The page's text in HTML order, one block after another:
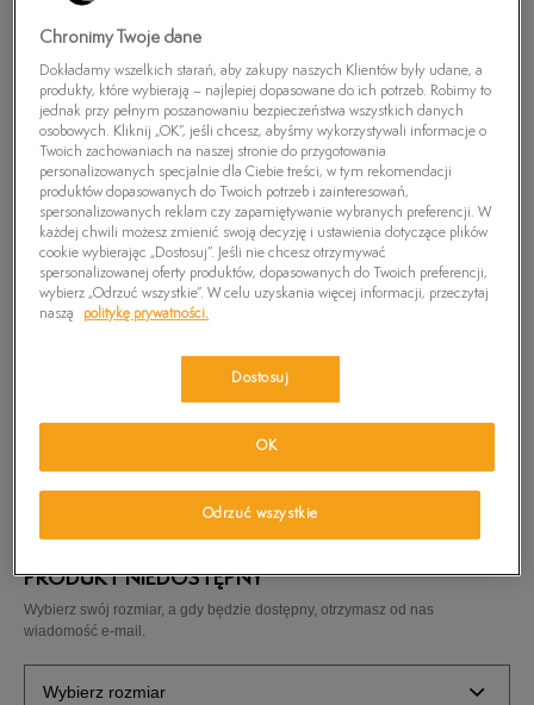
TIMBERLAND KURTKA SKYE PEAK HOODED
JKT
PRODUKT NIEDOSTĘPNY
Wybierz swój rozmiar, a gdy będzie dostępny, otrzymasz od nas
wiadomość e-mail.
Wybierz rozmiar
Chronimy Twoje dane
Dokładamy wszelkich starań, aby zakupy naszych Klientów były udane, a
produkty, które wybierają – najlepiej dopasowane do ich potrzeb. Robimy to
jednak przy pełnym poszanowaniu bezpieczeństwa wszystkich danych
osobowych. Kliknij „OK”, jeśli chcesz, abyśmy wykorzystywali informacje o
Twoich zachowaniach na naszej stronie do przygotowania
personalizowanych specjalnie dla Ciebie treści, w tym rekomendacji
produktów dopasowanych do Twoich potrzeb i zainteresowań,
spersonalizowanych reklam czy zapamiętywanie wybranych preferencji. W
każdej chwili możesz zmienić swoją decyzję i ustawienia dotyczące plików
cookie wybierając „Dostosuj”. Jeśli nie chcesz otrzymywać
spersonalizowanej oferty produktów, dopasowanych do Twoich preferencji,
wybierz „Odrzuć wszystkie”. W celu uzyskania więcej informacji, przeczytaj
naszą
politykę prywatności.
Dostosuj
Odrzuć wszystkie
OK